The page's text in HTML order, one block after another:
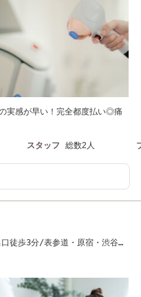
実感が早い！完全都度払い◎痛
スタッフ 総数2人
徒歩3分/表参道・原宿・渋谷・